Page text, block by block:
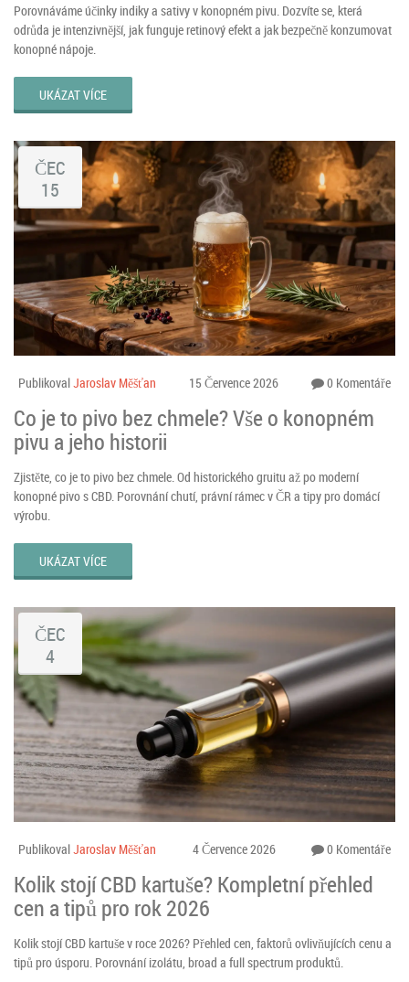
Porovnáváme účinky indiky a sativy v konopném pivu. Dozvíte se, která
odrůda je intenzivnější, jak funguje retinový efekt a jak bezpečně konzumovat
konopné nápoje.
UKÁZAT VÍCE
ČEC
15
PublikovalJaroslav Měšťan 15 Července 2026 0 Komentáře
Co je to pivo bez chmele? Vše o konopném
pivu a jeho historii
Zjistěte, co je to pivo bez chmele. Od historického gruitu až po moderní
konopné pivo s CBD. Porovnání chutí, právní rámec v ČR a tipy pro domácí
výrobu.
UKÁZAT VÍCE
ČEC
4
PublikovalJaroslav Měšťan 4 Července 2026 0 Komentáře
Kolik stojí CBD kartuše? Kompletní přehled
cen a tipů pro rok 2026
Kolik stojí CBD kartuše v roce 2026? Přehled cen, faktorů ovlivňujících cenu a
tipů pro úsporu. Porovnání izolátu, broad a full spectrum produktů.